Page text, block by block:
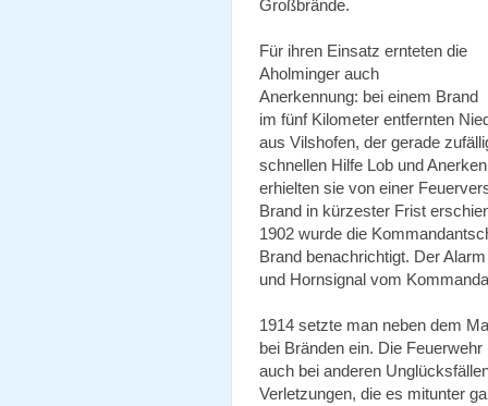
Großbrände.
Für ihren Einsatz ernteten die
Aholminger auch
Anerkennung: bei einem Brand
im fünf Kilometer entfernten
aus Vilshofen, der gerade
schnellen Hilfe Lob und
erhielten sie von einer
Brand in kürzester Frist
1902 wurde die
Brand benachrichtigt. Der
und Hornsignal vom
1914 setzte man neben dem
bei Bränden ein. Die
auch bei anderen
Verletzungen, die es mitunter